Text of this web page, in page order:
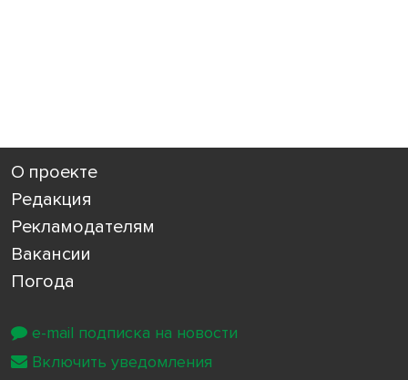
О проекте
Редакция
Рекламодателям
Вакансии
Погода
e-mail подписка на новости
Включить уведомления